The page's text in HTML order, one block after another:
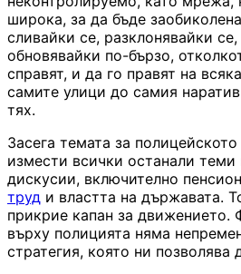
широка, за да бъде
сливайки се, разклонявайки
обновявайки по-бързо,
справят, и да го правят на
самите улици до самия
тях.
Засега темата за
измести всички останали теми
дискусии, включително
труд и властта на държавата.
прикрие капан за движението.
върху полицията няма
стратегия, която ни позволява